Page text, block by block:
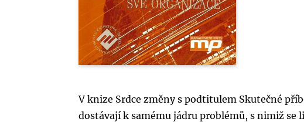
V knize Srdce změny s podtitulem Skutečné
dostávají k samému jádru problémů, s nimiž